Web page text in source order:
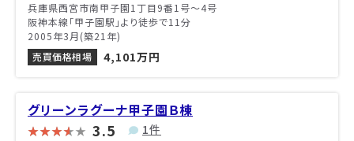
兵庫県西宮市南甲子園1丁目9番1号〜4号
阪神本線「甲子園駅」より徒歩で11分
2005年3月(築21年)
売買価格相場
4,101万円
グリーンラグーナ甲子園Ｂ棟
3.5 1件